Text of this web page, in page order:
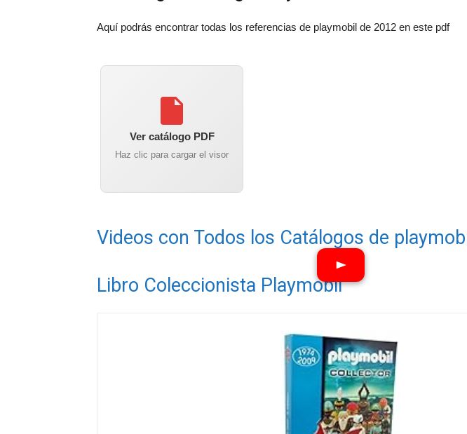
Aquí podrás encontrar todas los referencias de playmobil de 2012 en este pdf
Ver catálogo PDF
Haz clic para cargar el visor
Videos con Todos los Catálogos de
Libro Coleccionista Playmobil